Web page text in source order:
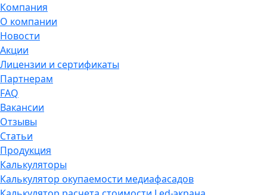
Компания
О компании
Новости
Акции
Лицензии и сертификаты
Партнерам
FAQ
Вакансии
Отзывы
Статьи
Продукция
Калькуляторы
Калькулятор окупаемости медиафасадов